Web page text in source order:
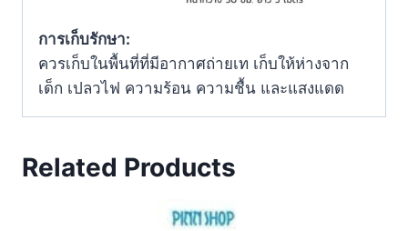
การเก็บรักษา:
ควรเก็บในพื้นที่ที่มีอากาศถ่ายเท เก็บให้ห่างจาก
เด็ก เปลวไฟ ความร้อน ความชื้น และแสงแดด
Related Products